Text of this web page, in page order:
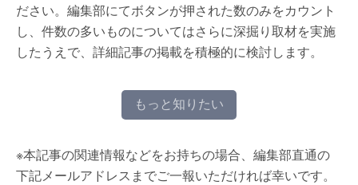
ださい。編集部にてボタンが押された数のみをカウント
し、件数の多いものについてはさらに深掘り取材を実施
したうえで、詳細記事の掲載を積極的に検討します。
もっと知りたい
※本記事の関連情報などをお持ちの場合、編集部直通の
下記メールアドレスまでご一報いただければ幸いです。